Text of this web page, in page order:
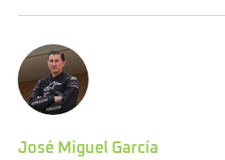
José Miguel García